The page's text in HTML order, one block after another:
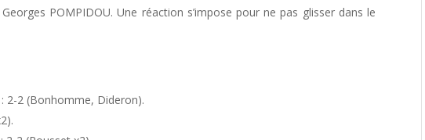
POMPIDOU. Une réaction s’impose pour ne pas glisser dans le
: 2-2 (Bonhomme, Dideron).